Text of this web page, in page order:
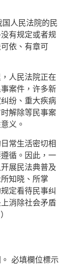
人民法院的民
有规定或者规
依、有章可
人民法院正在
案件，许多新
纷、重大疾病
解除等民事案
义。
常生活密切相
循。因此，一
展民法典普及
知晓、所掌
定看待民事纠
消除社会矛盾
必填欄位標示